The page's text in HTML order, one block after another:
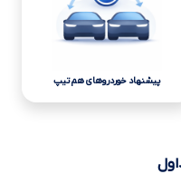
پیشنهاد خوردروهای هم تیپ